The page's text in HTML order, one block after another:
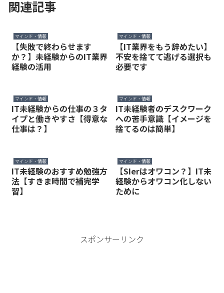
関連記事
マインド・情報
【失敗で終わらせます
か？】未経験からのIT業界
経験の活用
マインド・情報
【IT業界をもう辞めたい】
不安を捨てて逃げる選択も
必要です
マインド・情報
IT未経験からの仕事の３タ
イプと働きやすさ【得意な
仕事は？】
マインド・情報
IT未経験者のデスクワーク
への苦手意識【イメージを
捨てるのは簡単】
マインド・情報
IT未経験のおすすめ勉強方
法【すきま時間で補完学
習】
マインド・情報
【SIerはオワコン？】IT未
経験からオワコン化しない
ために
スポンサーリンク